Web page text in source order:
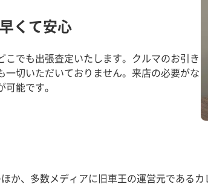
くて安心
こでも出張査定いたします。クルマのお引き
一切いただいておりません。来店の必要がな
能です。
か、多数メディアに旧車王の運営元である